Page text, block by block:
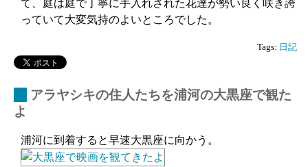
て、庭は庭で丁寧に手入れされた花達が勢い良く咲き誇
っていて大変気持のよいところでした。
Tags: 日記
アラヤシキの住人たちを浦河の大黒座で観た
よ
浦河に到着すると早速大黒座に向かう。